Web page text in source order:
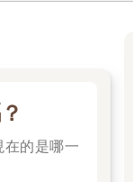
在的是哪一